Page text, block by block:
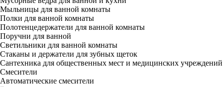
Мыльницы для ванной комнаты
Полки для ванной комнаты
Полотенцедержатели для ванной комнаты
Поручни для ванной
Светильники для ванной комнаты
Стаканы и держатели для зубных щеток
Сантехника для общественных мест и медицинских учреждений
Смесители
Автоматические смесители